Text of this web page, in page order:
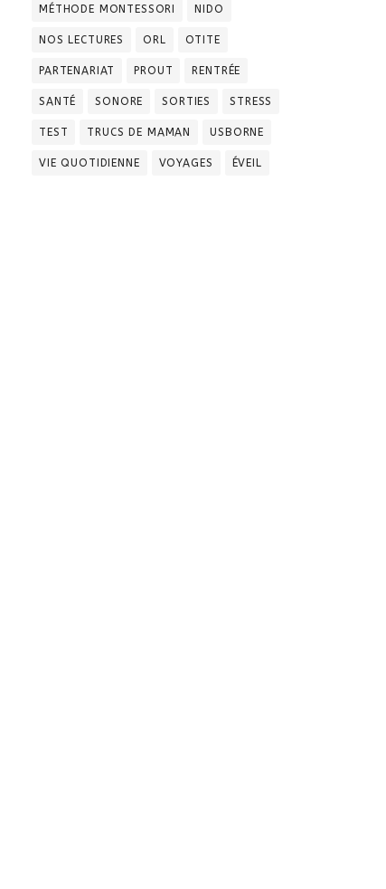
MÉTHODE MONTESSORI NIDO
NOS LECTURES ORL OTITE
PARTENARIAT PROUT RENTRÉE
SANTÉ SONORE SORTIES STRESS
TEST TRUCS DE MAMAN USBORNE
VIE QUOTIDIENNE VOYAGES ÉVEIL